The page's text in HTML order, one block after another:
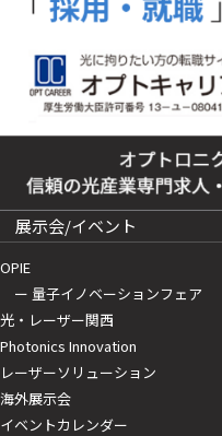
展示会/イベント
OPIE
ー 量子イノベーションフェア
光・レーザー関西
Photonics Innovation
レーザーソリューション
海外展示会
イベントカレンダー